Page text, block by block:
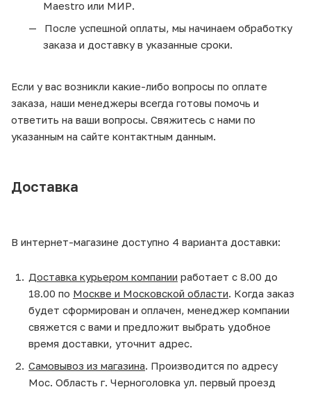
Maestro или МИР.
После успешной оплаты, мы начинаем обработку
заказа и доставку в указанные сроки.
Если у вас возникли какие-либо вопросы по оплате
заказа, наши менеджеры всегда готовы помочь и
ответить на ваши вопросы. Свяжитесь с нами по
указанным на сайте контактным данным.
Доставка
В интернет-магазине доступно 4 варианта доставки:
Доставка курьером компании работает с 8.00 до
18.00 по Москве и Московской области. Когда заказ
будет сформирован и оплачен, менеджер компании
свяжется с вами и предложит выбрать удобное
время доставки, уточнит адрес.
Самовывоз из магазина. Производится по адресу
Мос. Область г. Черноголовка ул. первый проезд